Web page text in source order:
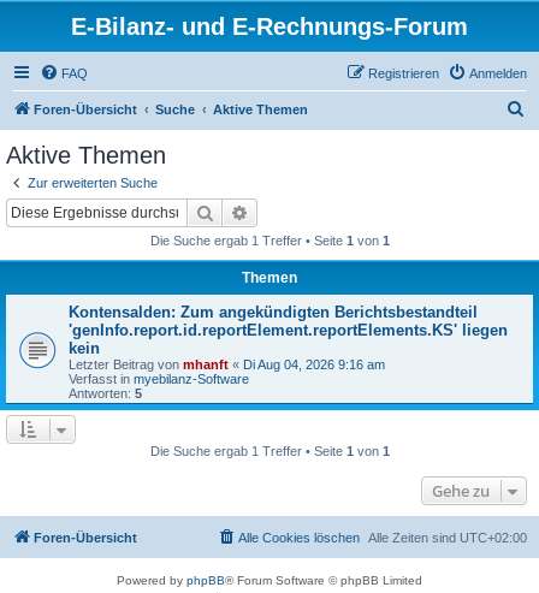
E-Bilanz- und E-Rechnungs-Forum
FAQ Anmelden
Registrieren
Foren-Übersicht Suche Aktive Themen
Aktive Themen
Zur erweiterten Suche
Suche
Die Suche ergab 1 Treffer • Seite 1 von 1
Themen
Kontensalden: Zum angekündigten Berichtsbestandteil
'genInfo.report.id.reportElement.reportElements.KS' liegen
kein
Letzter Beitrag von mhanft « Di Aug 04, 2026 9:16 am
Verfasst in myebilanz-Software
Antworten: 5
Die Suche ergab 1 Treffer • Seite 1 von 1
Gehe zu
Foren-Übersicht Alle Zeiten sind UTC+02:00
Alle Cookies löschen
Powered by phpBB® Forum Software © phpBB Limited